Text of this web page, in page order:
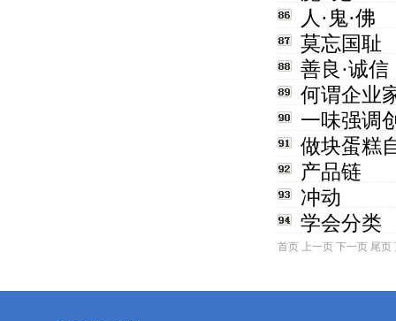
人·鬼·佛
莫忘国耻
善良·诚信
何谓企业
一味强调
做块蛋糕
产品链
冲动
学会分类
首页 上一页 下一页 尾页